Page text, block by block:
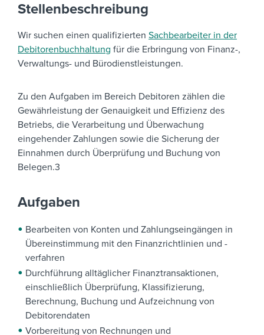
Stellenbeschreibung
Wir suchen einen qualifizierten Sachbearbeiter in der
Debitorenbuchhaltung für die Erbringung von Finanz-,
Verwaltungs- und Bürodienstleistungen.
Zu den Aufgaben im Bereich Debitoren zählen die
Gewährleistung der Genauigkeit und Effizienz des
Betriebs, die Verarbeitung und Überwachung
eingehender Zahlungen sowie die Sicherung der
Einnahmen durch Überprüfung und Buchung von
Belegen.3
Aufgaben
Bearbeiten von Konten und Zahlungseingängen in
Übereinstimmung mit den Finanzrichtlinien und -
verfahren
Durchführung alltäglicher Finanztransaktionen,
einschließlich Überprüfung, Klassifizierung,
Berechnung, Buchung und Aufzeichnung von
Debitorendaten
Vorbereitung von Rechnungen und